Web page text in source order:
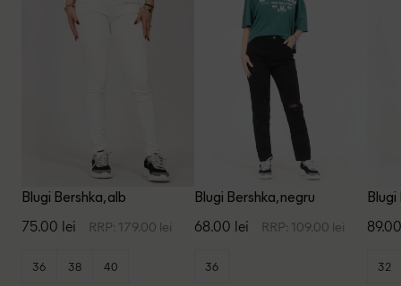
Blugi Bershka, alb
75.00 lei RRP: 179.00 lei
36 38 40
Blugi Bershka, negru
68.00 lei RRP: 109.00 lei
36
Blugi
32